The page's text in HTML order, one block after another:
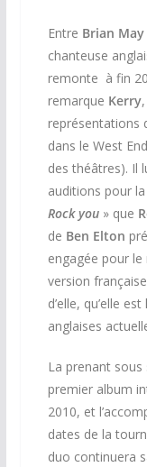
Entre Brian May
chanteuse
remonte à fin
remarque Kerry
représentations
dans le West
des théâtres). Il
auditions pour
Rock you» que
de Ben Elton
engagée pour le
version
d’elle, qu’elle
anglaises
La prenant
premier album
2010, et
dates de la
duo continuera